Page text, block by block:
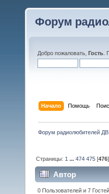
Форум
Добро пожаловать, Гость .
Начало Помощь
Форум радиолюбителей ДВ
Страницы: 1 ...474 475 [476
Автор
0 Пользователей и 7